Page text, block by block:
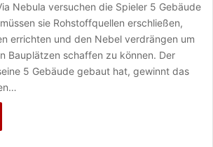
Nebula versuchen die Spieler 5 Gebäude
sie Rohstoffquellen erschließen,
errichten und den Nebel verdrängen um
Bauplätzen schaffen zu können. Der
5 Gebäude gebaut hat, gewinnt das